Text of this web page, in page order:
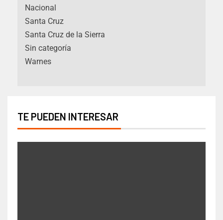
Nacional
Santa Cruz
Santa Cruz de la Sierra
Sin categoría
Warnes
TE PUEDEN INTERESAR